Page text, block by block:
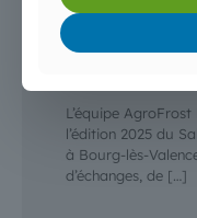
AgroFrost au
L’équipe
l’édition 2025 du
à Bourg-lès-
d’échanges, de […]